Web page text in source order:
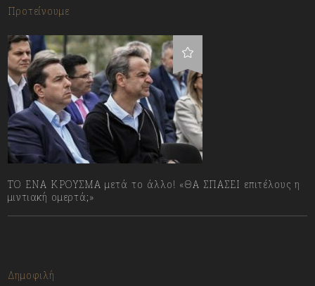
Προτείνουμε
ΤΟ ΕΝΑ ΚΡΟΥΣΜΑ μετά το άλλο! «ΘΑ ΣΠΑΣΕΙ επιτέλους η
μιντιακή ομερτά;»
Δημοφιλή